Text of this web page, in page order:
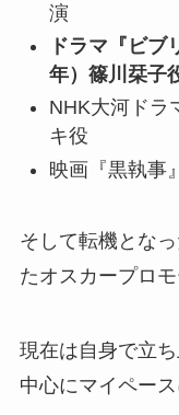
演
ドラマ『ビブ
年）篠川栞子
NHK大河ドラ
キ役
映画『黒執事
そして転機とな
たオスカープロ
現在は自身で立
中心にマイペー